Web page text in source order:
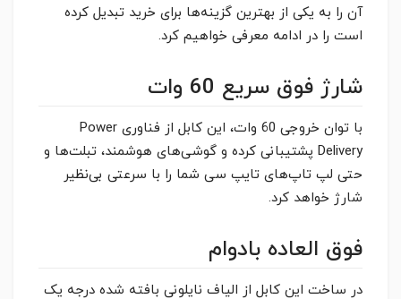
آن را به یکی از بهترین گزینه‌ها برای خرید تبدیل کرده
است را در ادامه معرفی خواهیم کرد.
شارژ فوق سریع 60 وات
با توان خروجی 60 وات، این کابل از فناوری Power
Delivery پشتیبانی کرده و گوشی‌های هوشمند، تبلت‌ها و
حتی لپ تاپ‌های تایپ سی شما را با سرعتی بی‌نظیر
شارژ خواهد کرد.
فوق العاده بادوام
در ساخت این کابل از الیاف نایلونی بافته شده درجه یک